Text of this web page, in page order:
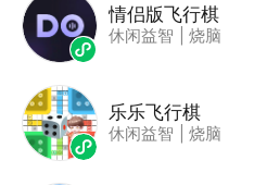
情侣版飞行棋
休闲益智 烧脑
乐乐飞行棋
休闲益智 烧脑